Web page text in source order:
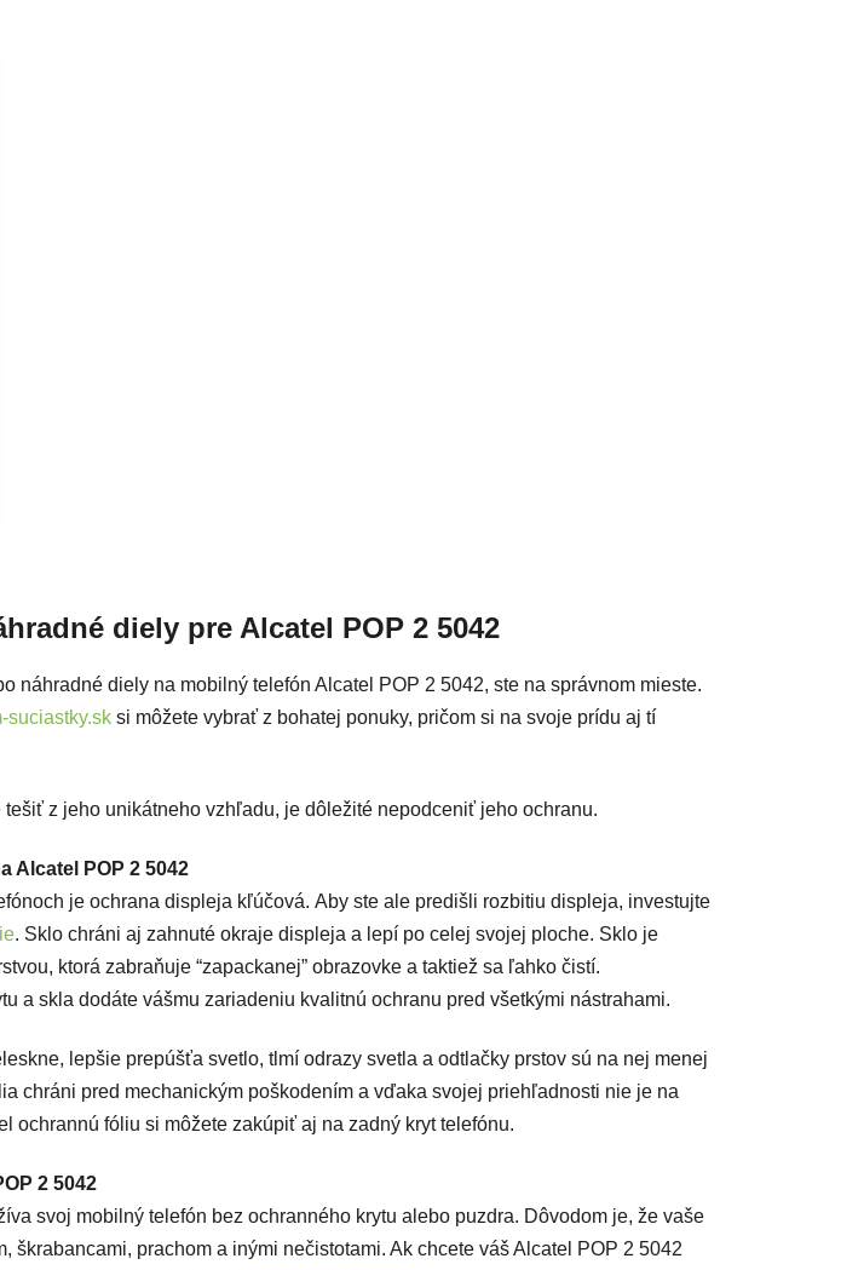
diely pre Alcatel POP 2 5042
náhradné diely na mobilný telefón Alcatel POP 2 5042, ste na správnom mieste.
suciastky.sk si môžete vybrať z bohatej ponuky, pričom si na svoje prídu aj tí
z jeho unikátneho vzhľadu, je dôležité nepodceniť jeho ochranu.
Alcatel POP 2 5042
je ochrana displeja kľúčová. Aby ste ale predišli rozbitiu displeja, investujte
. Sklo chráni aj zahnuté okraje displeja a lepí po celej svojej ploche. Sklo je
ktorá zabraňuje “zapackanej” obrazovke a taktiež sa ľahko čistí.
a skla dodáte vášmu zariadeniu kvalitnú ochranu pred všetkými nástrahami.
lepšie prepúšťa svetlo, tlmí odrazy svetla a odtlačky prstov sú na nej menej
chráni pred mechanickým poškodením a vďaka svojej priehľadnosti nie je na
ochrannú fóliu si môžete zakúpiť aj na zadný kryt telefónu.
2 5042
svoj mobilný telefón bez ochranného krytu alebo puzdra. Dôvodom je, že vaše
škrabancami, prachom a inými nečistotami. Ak chcete váš Alcatel POP 2 5042